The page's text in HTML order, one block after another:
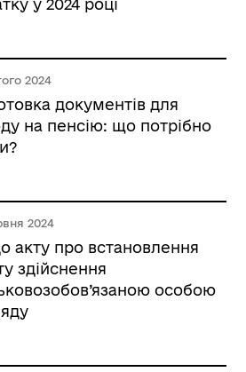
у 2024 році
2024
документів для
на пенсію: що потрібно
2024
акту про встановлення
здійснення
особою